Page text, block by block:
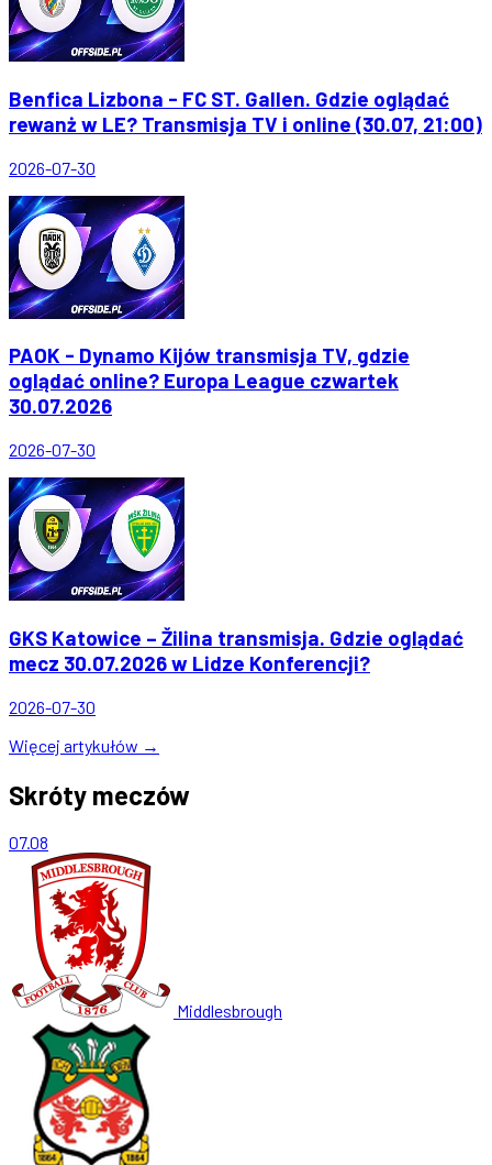
Benfica Lizbona - FC ST. Gallen. Gdzie oglądać
rewanż w LE? Transmisja TV i online (30.07, 21:00)
2026-07-30
PAOK - Dynamo Kijów transmisja TV, gdzie
oglądać online? Europa League czwartek
30.07.2026
2026-07-30
GKS Katowice – Žilina transmisja. Gdzie oglądać
mecz 30.07.2026 w Lidze Konferencji?
2026-07-30
Więcej artykułów →
Skróty meczów
07.08
Middlesbrough